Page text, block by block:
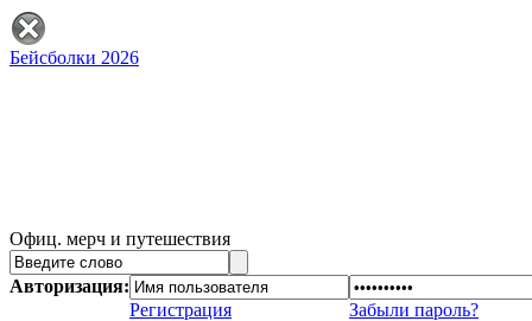
Бейсболки 2026
Офиц. мерч и путешествия
Авторизация:
Регистрация
Забыли пароль?